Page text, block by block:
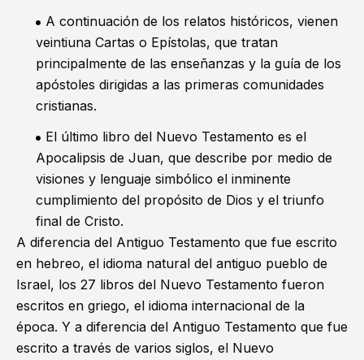
A continuación de los relatos históricos, vienen
veintiuna Cartas o Epístolas, que tratan
principalmente de las enseñanzas y la guía de los
apóstoles dirigidas a las primeras comunidades
cristianas.
El último libro del Nuevo Testamento es el
Apocalipsis de Juan, que describe por medio de
visiones y lenguaje simbólico el inminente
cumplimiento del propósito de Dios y el triunfo
final de Cristo.
A diferencia del Antiguo Testamento que fue escrito
en hebreo, el idioma natural del antiguo pueblo de
Israel, los 27 libros del Nuevo Testamento fueron
escritos en griego, el idioma internacional de la
época. Y a diferencia del Antiguo Testamento que fue
escrito a través de varios siglos, el Nuevo